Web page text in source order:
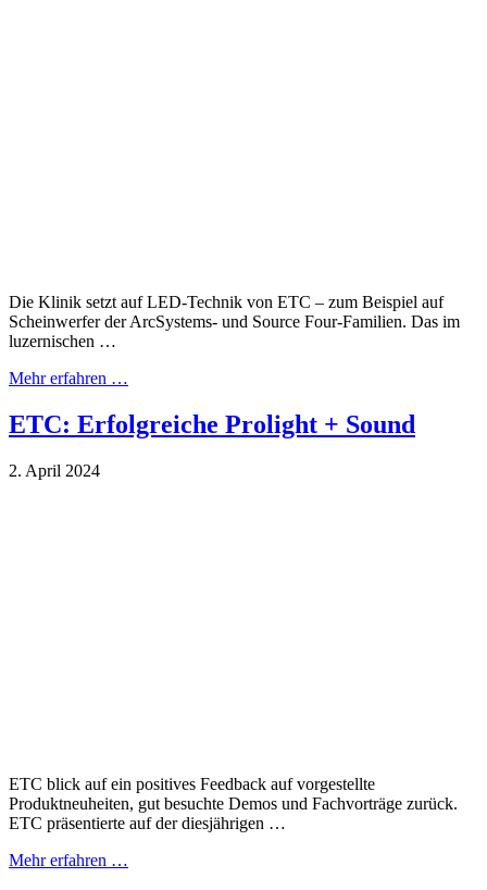
Die Klinik setzt auf LED-Technik von ETC – zum Beispiel auf
Scheinwerfer der ArcSystems- und Source Four-Familien. Das im
luzernischen …
Mehr erfahren …
ETC: Erfolgreiche Prolight + Sound
2. April 2024
ETC blick auf ein positives Feedback auf vorgestellte
Produktneuheiten, gut besuchte Demos und Fachvorträge zurück.
ETC präsentierte auf der diesjährigen …
Mehr erfahren …